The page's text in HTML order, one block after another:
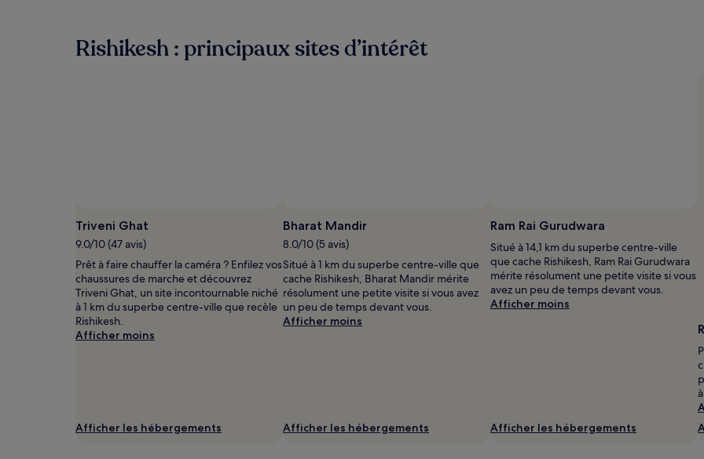
24 dernières
prix
disponibilité
sont
susceptibles
de
changer.
Des
conditions
Rishikesh : principaux sites d’intérêt
Triveni Ghat
9.0/10 (47 avis)
Prêt à faire chauffer la caméra ? Enfilez vos
chaussures de marche et découvrez
Triveni Ghat, un site incontournable niché
à 1 km du superbe centre-ville que recèle
Rishikesh.
Afficher moins
Afficher les hébergements
Bharat Mandir
8.0/10 (5 avis)
Situé à 1 km du superbe centre-ville que
cache Rishikesh, Bharat Mandir mérite
résolument une petite visite si vous avez
un peu de temps devant vous.
Afficher moins
Afficher les hébergements
Ram Rai Gurudwara
Situé à 14,1 km du superbe centre-ville
que cache Rishikesh, Ram Rai Gurudwara
mérite résolument une petite visite si vous
avez un peu de temps devant vous.
Afficher moins
Afficher les hébergements